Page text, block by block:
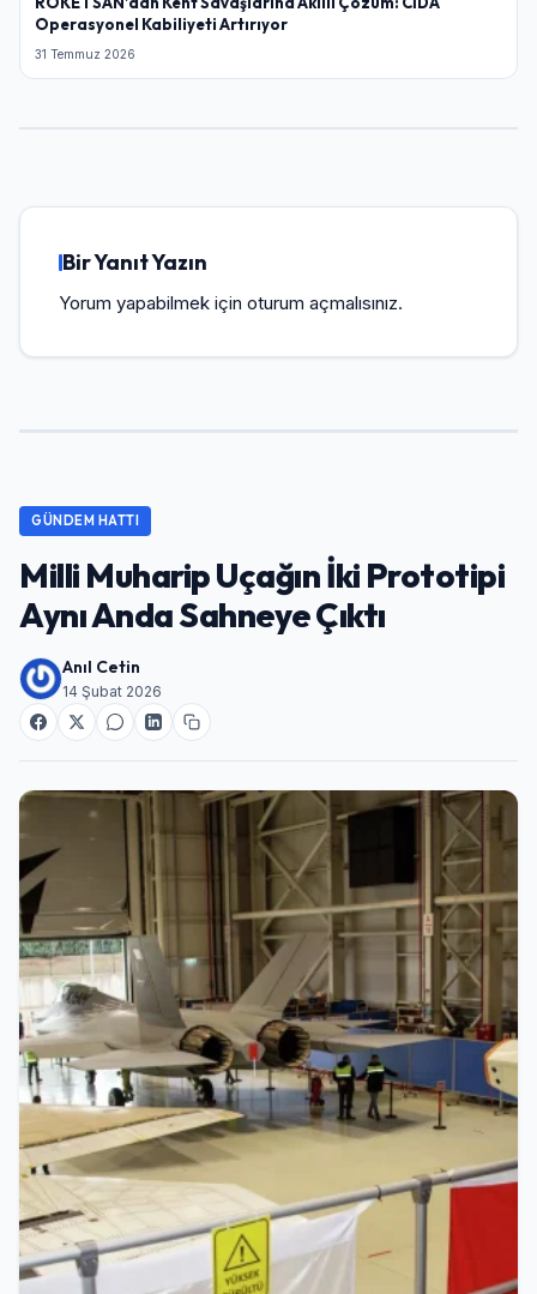
Operasyonel Kabiliyeti Artırıyor
31 Temmuz 2026
Bir Yanıt Yazın
Yorum yapabilmek için oturum açmalısınız.
GÜNDEM HATTI
Milli Muharip Uçağın İki Prototipi
Aynı Anda Sahneye Çıktı
Anıl Cetin
14 Şubat 2026